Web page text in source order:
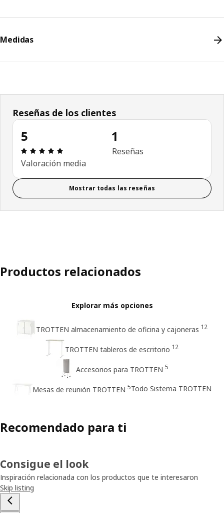
Medidas
Reseñas de los clientes
5
Revisión: 5 fuera de 5 estrellas. Revisiones
Valoración media
1
Reseñas
Mostrar todas las reseñas
Productos relacionados
Explorar más opciones
TROTTEN almacenamiento de oficina y cajoneras 12
TROTTEN tableros de escritorio 12
Accesorios para TROTTEN 5
Mesas de reunión TROTTEN 5Todo Sistema TROTTEN
Recomendado para ti
Consigue el look
Inspiración relacionada con los productos que te interesaron
Skip listing